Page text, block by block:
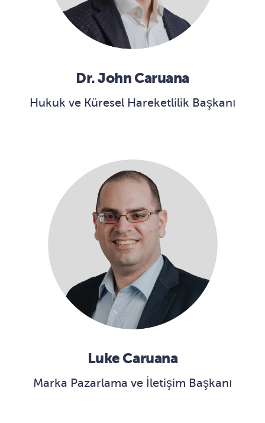
Dr. John Caruana
Hukuk ve Küresel Hareketlilik Başkanı
Luke Caruana
Marka Pazarlama ve İletişim Başkanı